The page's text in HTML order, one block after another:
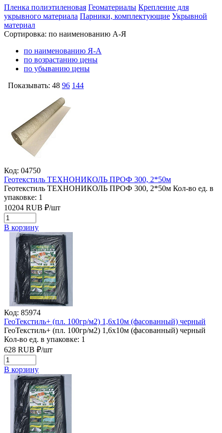
Пленка полиэтиленовая Геоматериалы Крепление для
укрывного материала Парники, комплектующие Укрывной
материал
Сортировка: по наименованию А-Я
по наименованию Я-А
по возрастанию цены
по убыванию цены
Показывать: 48 96 144
Код: 04750
Геотекстиль ТЕХНОНИКОЛЬ ПРОФ 300, 2*50м
Геотекстиль ТЕХНОНИКОЛЬ ПРОФ 300, 2*50м Кол-во ед. в
упаковке: 1
10204 RUB ₽/шт
В корзину
Код: 85974
ГеоТекстиль+ (пл. 100гр/м2) 1,6х10м (фасованный) черный
ГеоТекстиль+ (пл. 100гр/м2) 1,6х10м (фасованный) черный
Кол-во ед. в упаковке: 1
628 RUB ₽/шт
В корзину